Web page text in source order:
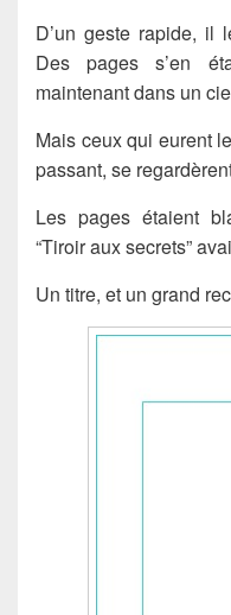
D’un geste rapide, il
Des pages s’en
maintenant dans un
Mais ceux qui eurent
passant, se
Les pages étaient
“Tiroir aux secrets”
Un titre, et un grand